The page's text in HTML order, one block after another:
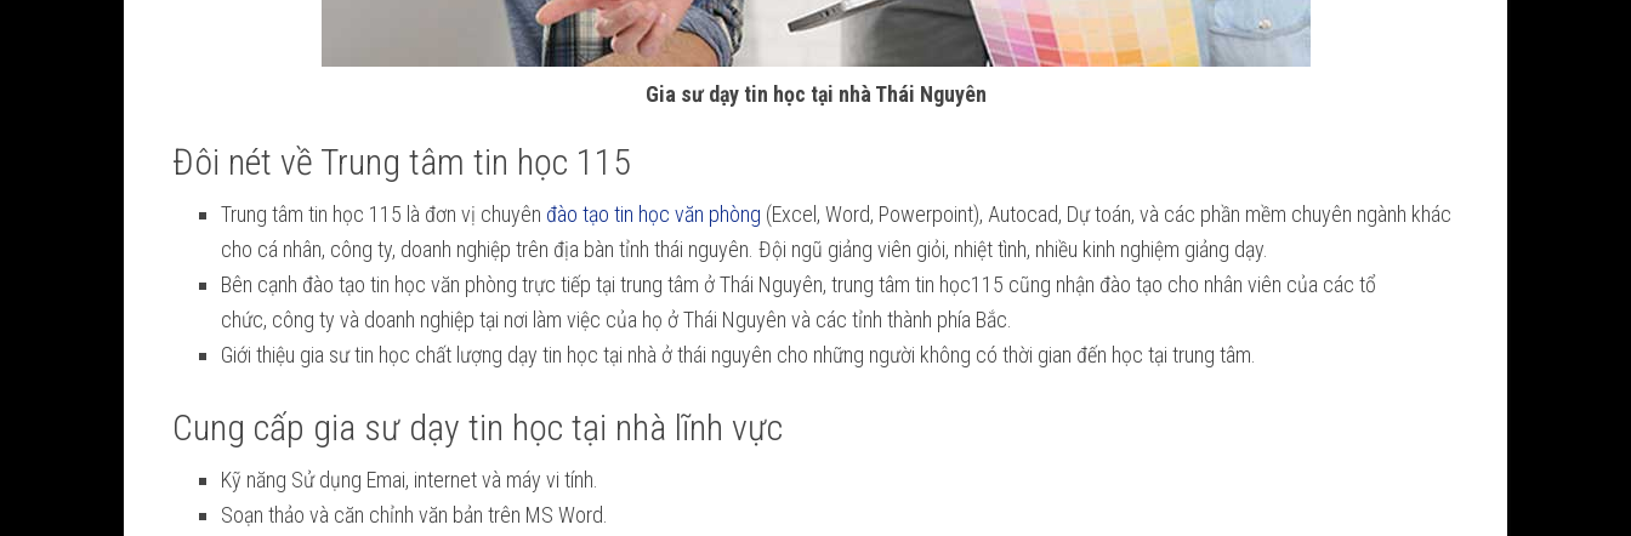
Gia sư dạy tin học tại nhà Thái Nguyên
Đôi nét về Trung tâm tin học 115
Trung tâm tin học 115 là đơn vị chuyên đào tạo tin học văn phòng (Excel, Word, Powerpoint), Autocad, Dự toán, và các phần mềm chuyên ngành khác
cho cá nhân, công ty, doanh nghiệp trên địa bàn tỉnh thái nguyên. Đội ngũ giảng viên giỏi, nhiệt tình, nhiều kinh nghiệm giảng dạy.
Bên cạnh đào tạo tin học văn phòng trực tiếp tại trung tâm ở Thái Nguyên, trung tâm tin học115 cũng nhận đào tạo cho nhân viên của các tổ
chức, công ty và doanh nghiệp tại nơi làm việc của họ ở Thái Nguyên và các tỉnh thành phía Bắc.
Giới thiệu gia sư tin học chất lượng dạy tin học tại nhà ở thái nguyên cho những người không có thời gian đến học tại trung tâm.
Cung cấp gia sư dạy tin học tại nhà lĩnh vực
Kỹ năng Sử dụng Emai, internet và máy vi tính.
Soạn thảo và căn chỉnh văn bản trên MS Word.